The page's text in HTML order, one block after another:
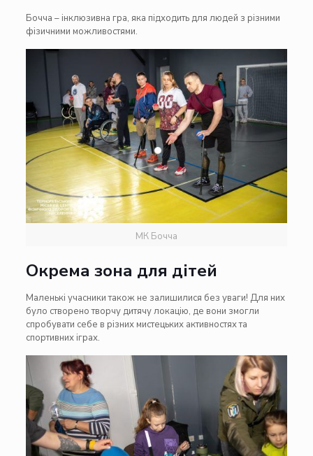
Бочча – інклюзивна гра, яка підходить для людей з різними
фізичними можливостями.
МК Бочча
Окрема зона для дітей
Маленькі учасники також не залишилися без уваги! Для них
було створено творчу дитячу локацію, де вони змогли
спробувати себе в різних мистецьких активностях та
спортивних іграх.